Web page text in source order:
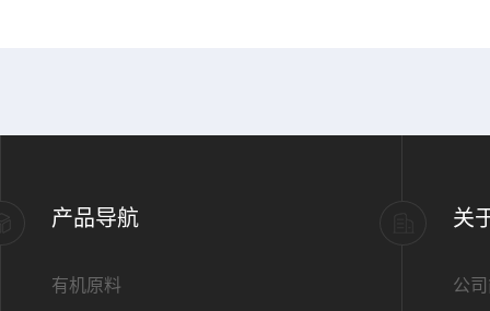
产品导航
有机原料
关
公